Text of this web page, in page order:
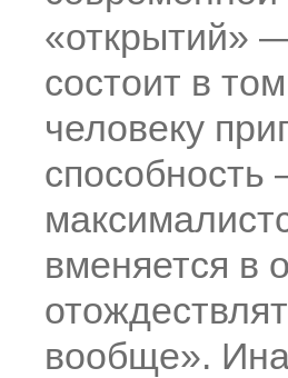
«открытий»
состоит в
человеку
вменяется в
вообще».